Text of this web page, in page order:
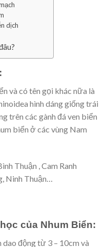
dịch
và có tên gọi khác nữa là
hình dáng giống trái
trên các gành đá ven biển
biển ở các vùng Nam
Thuận , Cam Ranh
Ninh Thuận…
của Nhum Biển:
động từ 3 – 10cm và